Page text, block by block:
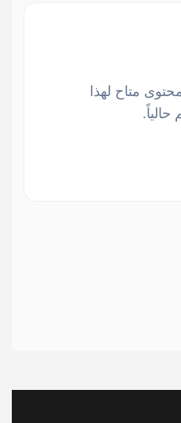
متاح لهذا
حالياً.